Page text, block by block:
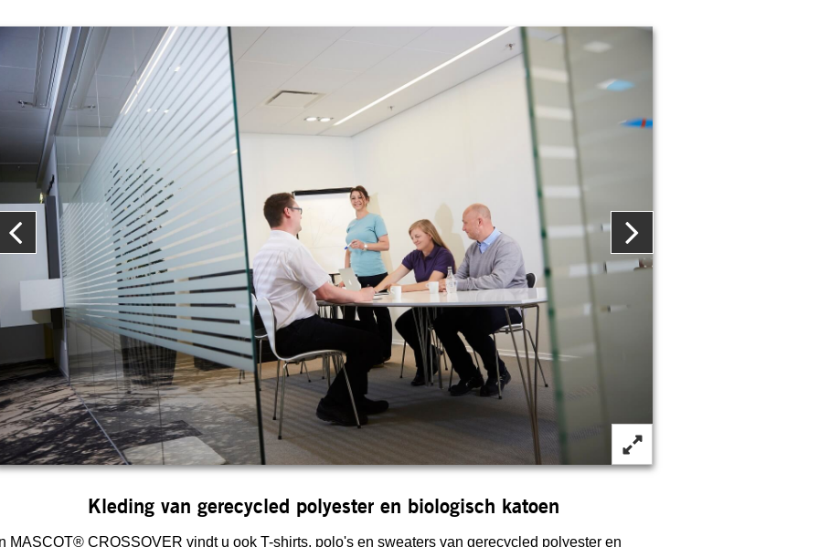
Kleding van gerecycled polyester en biologisch katoen
In MASCOT® CROSSOVER vindt u ook T-shirts, polo's en sweaters van gerecycled polyester en